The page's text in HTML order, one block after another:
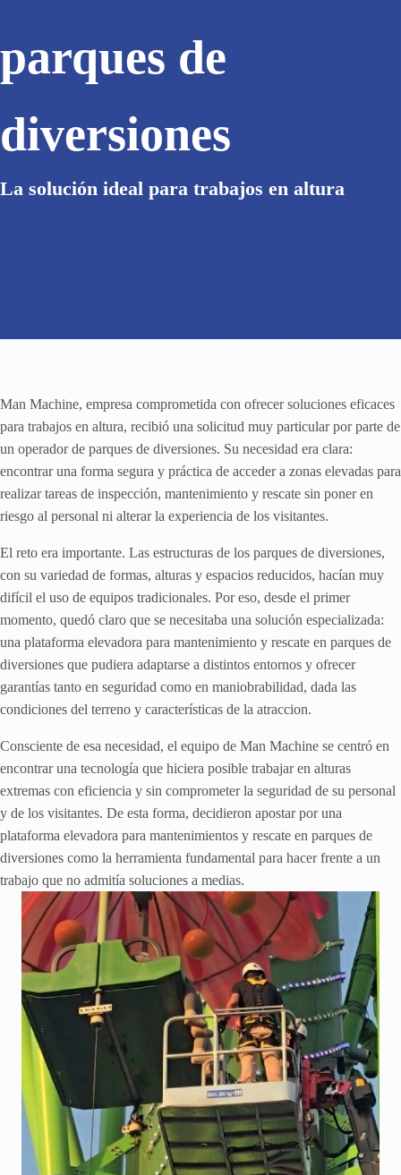
parques de
diversiones
La solución ideal para trabajos en altura
Man Machine, empresa comprometida con ofrecer soluciones eficaces
para trabajos en altura, recibió una solicitud muy particular por parte de
un operador de parques de diversiones. Su necesidad era clara:
encontrar una forma segura y práctica de acceder a zonas elevadas para
realizar tareas de inspección, mantenimiento y rescate sin poner en
riesgo al personal ni alterar la experiencia de los visitantes.
El reto era importante. Las estructuras de los parques de diversiones,
con su variedad de formas, alturas y espacios reducidos, hacían muy
difícil el uso de equipos tradicionales. Por eso, desde el primer
momento, quedó claro que se necesitaba una solución especializada:
una plataforma elevadora para mantenimiento y rescate en parques de
diversiones que pudiera adaptarse a distintos entornos y ofrecer
garantías tanto en seguridad como en maniobrabilidad, dada las
condiciones del terreno y características de la atraccion.
Consciente de esa necesidad, el equipo de Man Machine se centró en
encontrar una tecnología que hiciera posible trabajar en alturas
extremas con eficiencia y sin comprometer la seguridad de su personal
y de los visitantes. De esta forma, decidieron apostar por una
plataforma elevadora para mantenimientos y rescate en parques de
diversiones como la herramienta fundamental para hacer frente a un
trabajo que no admitía soluciones a medias.